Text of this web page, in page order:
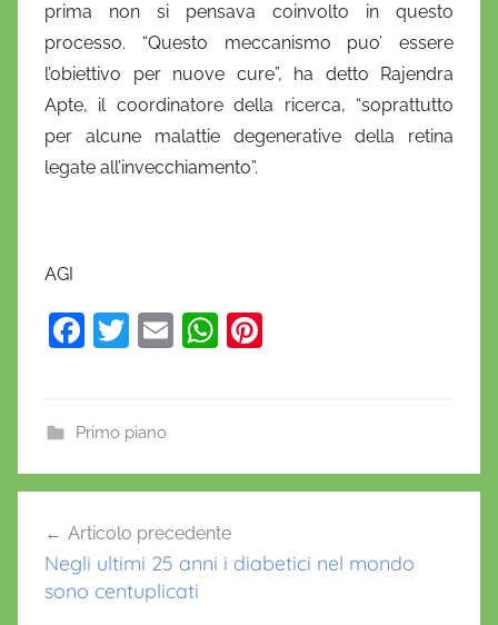
o
prima non si pensava coinvolto in questo
processo. “Questo meccanismo puo’ essere
l’obiettivo per nuove cure”, ha detto Rajendra
Apte, il coordinatore della ricerca, “soprattutto
per alcune malattie degenerative della retina
legate all’invecchiamento”.
AGI
F
e
b
o
k
T
er
E
W
A
p
st
Primo piano
articoli
Articolo precedente
Negli ultimi 25 anni i diabetici nel mondo
sono centuplicati